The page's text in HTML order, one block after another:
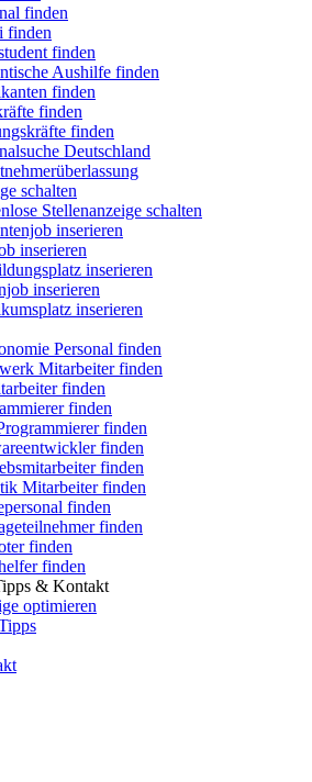
finden
finden
finden
Aushilfe finden
finden
finden
finden
Deutschland
schalten
Stellenanzeige schalten
inserieren
inserieren
inserieren
inserieren
inserieren
Personal finden
Mitarbeiter finden
finden
finden
finden
finden
finden
Mitarbeiter finden
finden
finden
finden
finden
& Kontakt
optimieren